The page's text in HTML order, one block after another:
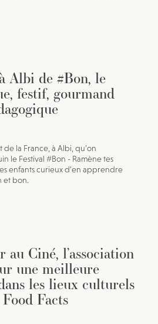
Albi de #Bon, le
festif, gourmand
de la France, à Albi, qu’on
le Festival #Bon - Ramène tes
enfants curieux d’en apprendre
et bon.
Ciné, l’association
une meilleure
les lieux culturels
Facts